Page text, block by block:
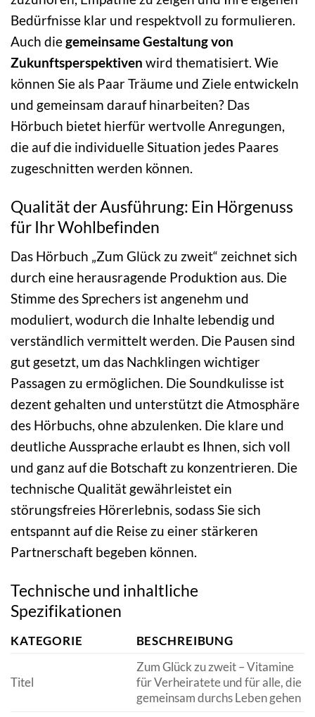
Bedürfnisse klar und respektvoll zu formulieren.
Auch diegemeinsame Gestaltung von
Zukunftsperspektiven wird thematisiert. Wie
können Sie als Paar Träume und Ziele entwickeln
und gemeinsam darauf hinarbeiten? Das
Hörbuch bietet hierfür wertvolle Anregungen,
die auf die individuelle Situation jedes Paares
zugeschnitten werden können.
Qualität der Ausführung: Ein Hörgenuss
für Ihr Wohlbefinden
Das Hörbuch „Zum Glück zu zweit“ zeichnet sich
durch eine herausragende Produktion aus. Die
Stimme des Sprechers ist angenehm und
moduliert, wodurch die Inhalte lebendig und
verständlich vermittelt werden. Die Pausen sind
gut gesetzt, um das Nachklingen wichtiger
Passagen zu ermöglichen. Die Soundkulisse ist
dezent gehalten und unterstützt die Atmosphäre
des Hörbuchs, ohne abzulenken. Die klare und
deutliche Aussprache erlaubt es Ihnen, sich voll
und ganz auf die Botschaft zu konzentrieren. Die
technische Qualität gewährleistet ein
störungsfreies Hörerlebnis, sodass Sie sich
entspannt auf die Reise zu einer stärkeren
Partnerschaft begeben können.
Technische und inhaltliche
Spezifikationen
KATEGORIE BESCHREIBUNG
Titel
Zum Glück zu zweit – Vitamine
für Verheiratete und für alle, die
gemeinsam durchs Leben gehen